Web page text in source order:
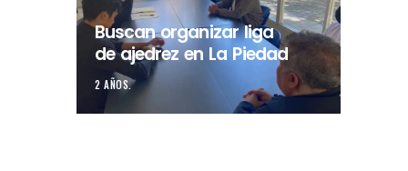
Buscan organizar liga
de ajedrez en La Piedad
2 AÑOS.